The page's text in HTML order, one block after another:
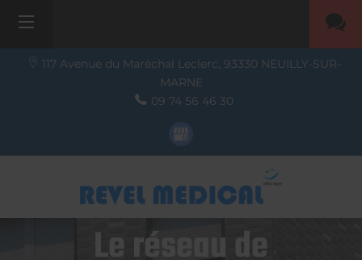
117 Avenue du Maréchal Leclerc, 93330 NEUILLY-SUR-
MARNE
09 74 56 46 30
Le réseau de